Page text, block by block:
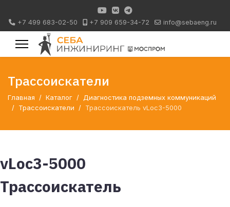
+7 499 683-02-50 +7 909 659-34-72 info@sebaeng.ru
Трассоискатели
Главная Каталог
Диагностика подземных коммуникаций
Трассоискатели
Трассоискатель vLoc3-5000
vLoc3-5000
Трассоискатель